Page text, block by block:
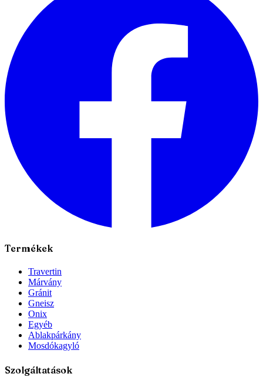
Termékek
Travertin
Márvány
Gránit
Gneisz
Onix
Egyéb
Ablakpárkány
Mosdókagyló
Szolgáltatások